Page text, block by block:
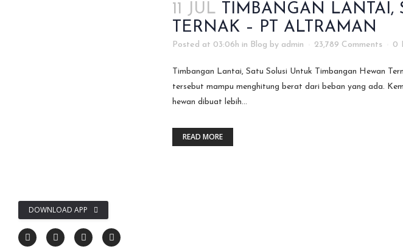
DOWNLOAD APP
11 JUL TIMBANGAN LANTAI,
TERNAK – PT ALTRAMAN
Posted at 03:06h in Blog by admin 23,789 Comments 0
Timbangan Lantai, Satu Solusi Untuk Timbangan Hewan
tersebut mampu menghitung berat dari beban yang ada.
hewan dibuat lebih...
READ MORE
WhatsApp